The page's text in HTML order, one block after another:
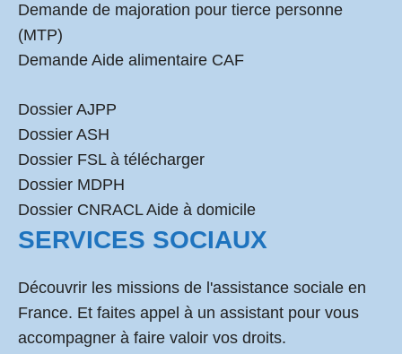
Demande de majoration pour tierce personne
(MTP)
Demande Aide alimentaire CAF
Dossier AJPP
Dossier ASH
Dossier FSL à télécharger
Dossier MDPH
Dossier CNRACL Aide à domicile
SERVICES SOCIAUX
Découvrir les missions de l'assistance sociale en
France. Et faites appel à un assistant pour vous
accompagner à faire valoir vos droits.